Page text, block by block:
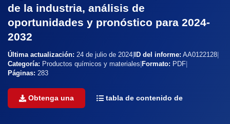
de la industria, análisis de
oportunidades y pronóstico para 2024-
2032
Última actualización: 24 de julio de 2024 ID del informe: AA0122128
Categoría: Productos químicos y materiales Formato: PDF
Páginas: 283
Obtenga una tabla de contenido de